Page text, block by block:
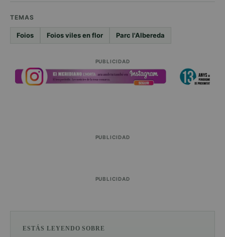
TEMAS
Foios Foios viles en flor Parc l'Albereda
PUBLICIDAD
PUBLICIDAD
PUBLICIDAD
ESTÁS LEYENDO SOBRE